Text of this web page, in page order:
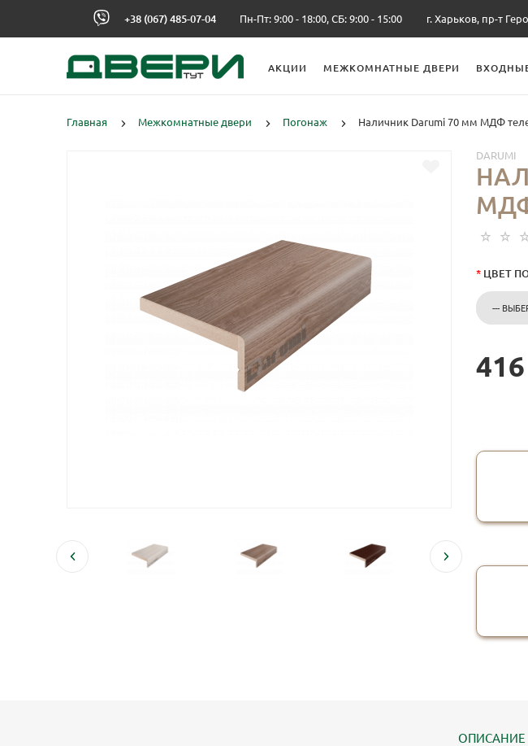
+38 (067) 485-07-04 Пн-Пт: 9:00 - 18:00, СБ: 9:00 - 15:00 г. Харьков, пр-т
АКЦИИ МЕЖКОМНАТНЫЕ ДВЕРИ
Главная Межкомнатные двери Погонаж Наличник Darumi 70 мм МДФ
DARUMI
* ЦВЕТ
---
416
ОПИСАНИЕ